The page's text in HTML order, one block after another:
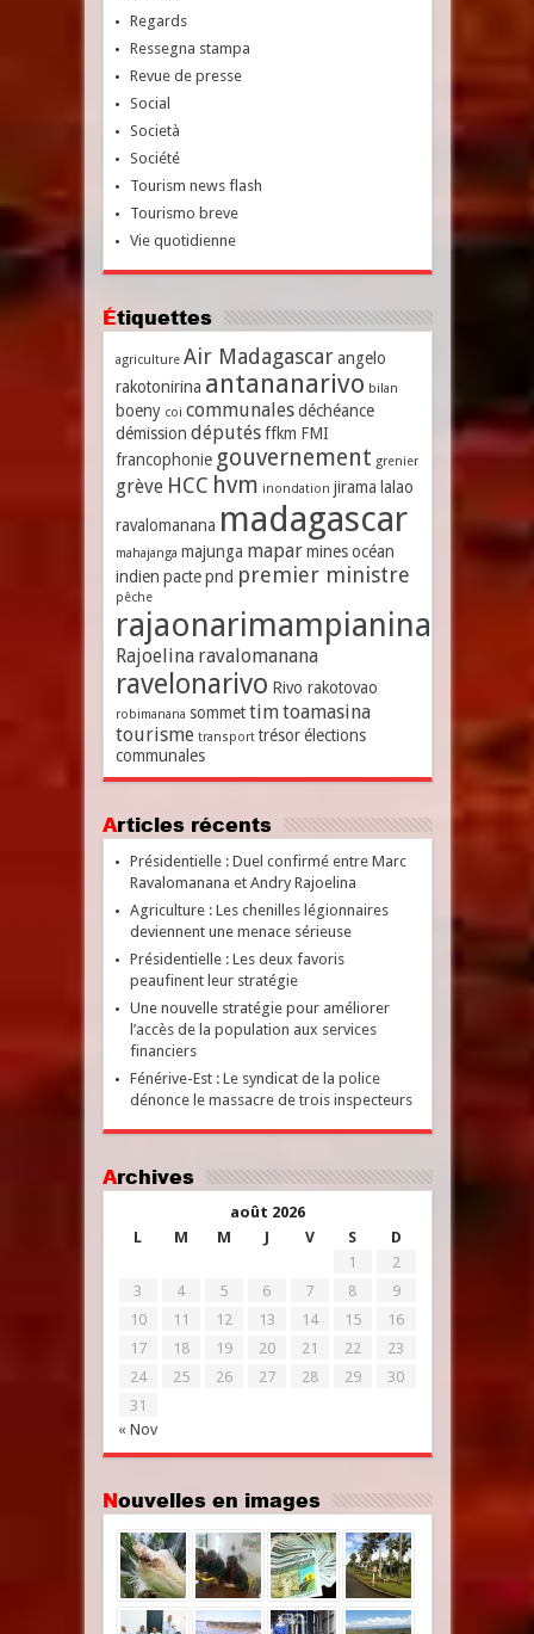
Regards
Ressegna stampa
Revue de presse
Social
Società
Société
Tourism news flash
Tourismo breve
Vie quotidienne
Étiquettes
agriculture Air Madagascar angelo
rakotonirina antananarivo bilan
boeny coi communales déchéance
démission députés ffkm FMI
francophonie gouvernement grenier
grève HCC hvm inondation jirama lalao
ravalomanana madagascar
mahajanga majunga mapar mines océan
indien pacte pnd premier ministre
pêche
rajaonarimampianina
Rajoelina ravalomanana
ravelonarivo Rivo rakotovao
robimanana sommet timtoamasina
tourisme transport trésor élections
communales
Articles récents
Présidentielle : Duel confirmé entre Marc
Ravalomanana et Andry Rajoelina
Agriculture : Les chenilles légionnaires
deviennent une menace sérieuse
Présidentielle : Les deux favoris
peaufinent leur stratégie
Une nouvelle stratégie pour améliorer
l’accès de la population aux services
financiers
Fénérive-Est : Le syndicat de la police
dénonce le massacre de trois inspecteurs
Archives
août 2026
L
M M J V S D
« Nov
1
2
3
4 5 6 7 8
9
10
11 12 13 14 15
16
17
18 19 20 21 22
23
24
25 26 27 28 29
30
31
Nouvelles en images